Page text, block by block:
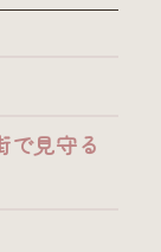
で見守る